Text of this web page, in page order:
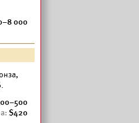
000
420